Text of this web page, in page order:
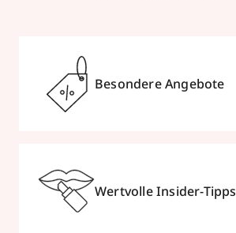
Besondere Angebote
Wertvolle Insider-Tipps